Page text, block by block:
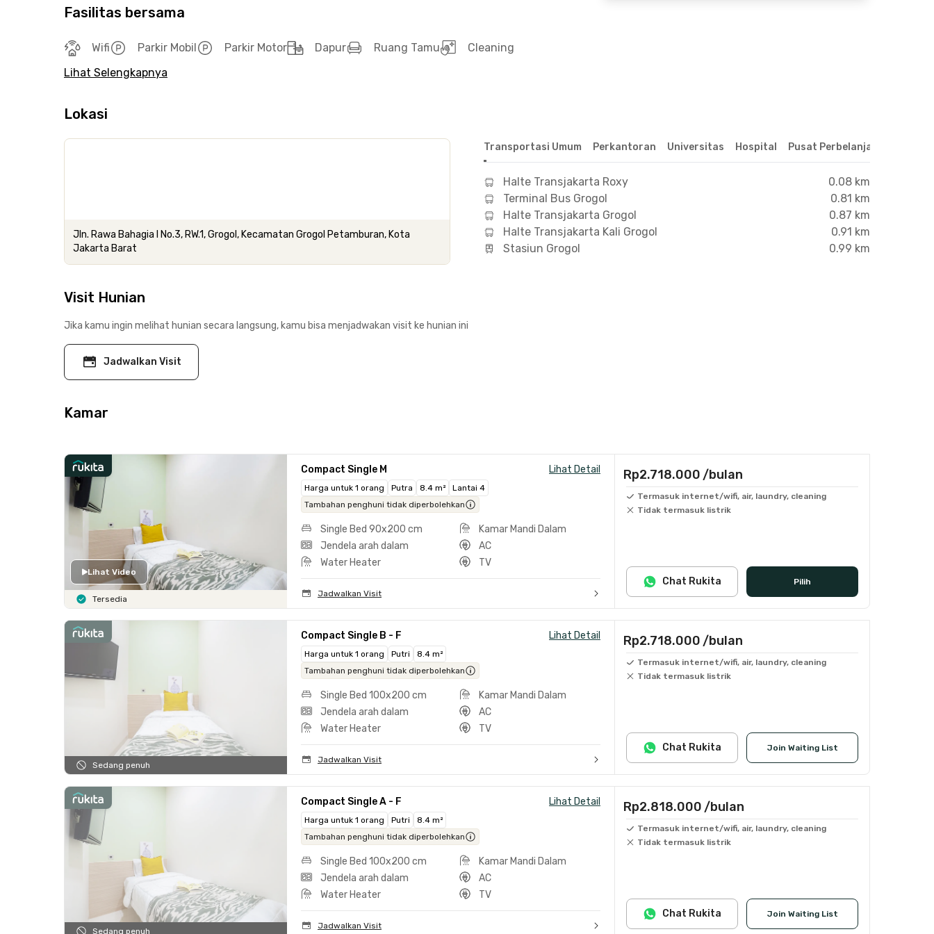
Fasilitas bersama
Wifi Parkir Mobil Parkir Motor Dapur Ruang Tamu
Cleaning
Lihat Selengkapnya
Lokasi
Jln. Rawa Bahagia I No.3, RW.1, Grogol, Kecamatan Grogol Petamburan, Kota
Jakarta Barat
Transportasi Umum Perkantoran Universitas Hospital Pusat Perbelanjaan &
Halte Transjakarta Roxy
0.08 km
Terminal Bus Grogol
0.81 km
Halte Transjakarta Grogol
0.87 km
Halte Transjakarta Kali Grogol
0.91 km
Stasiun Grogol
0.99 km
Visit Hunian
Jika kamu ingin melihat hunian secara langsung, kamu bisa menjadwakan visit ke hunian ini
Jadwalkan Visit
Kamar
Lihat Video
Tersedia
Compact Single M Lihat Detail
Harga untuk 1 orang Putra 8.4 m²
Lantai 4
Tambahan penghuni tidak diperbolehkan
Single Bed 90x200 cm
Kamar Mandi Dalam
Jendela arah dalam
AC
Water Heater
TV
Jadwalkan Visit
Rp2.718.000 /bulan
Termasuk internet/wifi, air, laundry, cleaning
Tidak termasuk listrik
Pilih
Chat Rukita
Sedang penuh
Compact Single B - F Lihat Detail
Harga untuk 1 orang Putri
8.4 m²
Tambahan penghuni tidak diperbolehkan
Single Bed 100x200 cm
Kamar Mandi Dalam
Jendela arah dalam
AC
Water Heater
TV
Jadwalkan Visit
Rp2.718.000 /bulan
Termasuk internet/wifi, air, laundry, cleaning
Tidak termasuk listrik
Join Waiting List
Chat Rukita
Sedang penuh
Compact Single A - F Lihat Detail
Harga untuk 1 orang Putri
8.4 m²
Tambahan penghuni tidak diperbolehkan
Single Bed 100x200 cm
Kamar Mandi Dalam
Jendela arah dalam
AC
Water Heater
TV
Jadwalkan Visit
Rp2.818.000 /bulan
Termasuk internet/wifi, air, laundry, cleaning
Tidak termasuk listrik
Join Waiting List
Chat Rukita